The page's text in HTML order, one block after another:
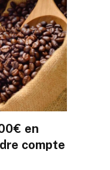
en
compte